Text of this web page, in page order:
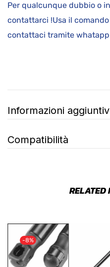
Per qualcunque dubbio o
contattarci !Usa il
contattaci tramite
Informazioni
Compatibilità
RELATED
-8%